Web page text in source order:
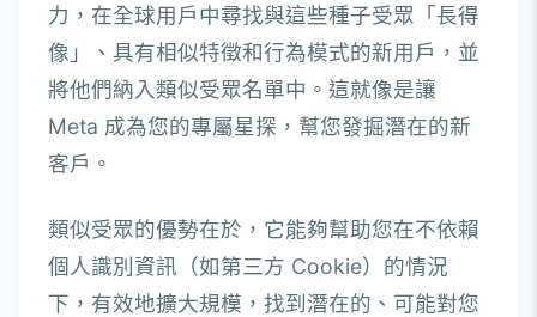
力，在全球用戶中尋找與這些種子受眾「長得
像」、具有相似特徵和行為模式的新用戶，並
將他們納入類似受眾名單中。這就像是讓
Meta 成為您的專屬星探，幫您發掘潛在的新
客戶。
類似受眾的優勢在於，它能夠幫助您在不依賴
個人識別資訊（如第三方 Cookie）的情況
下，有效地擴大規模，找到潛在的、可能對您